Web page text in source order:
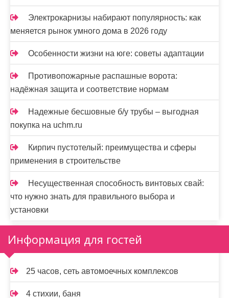
Электрокарнизы набирают популярность: как
меняется рынок умного дома в 2026 году
Особенности жизни на юге: советы адаптации
Противопожарные распашные ворота:
надёжная защита и соответствие нормам
Надежные бесшовные б/у трубы – выгодная
покупка на uchm.ru
Кирпич пустотелый: преимущества и сферы
применения в строительстве
Несущественная способность винтовых свай:
что нужно знать для правильного выбора и
установки
Информация для гостей
25 часов, сеть автомоечных комплексов
4 стихии, баня